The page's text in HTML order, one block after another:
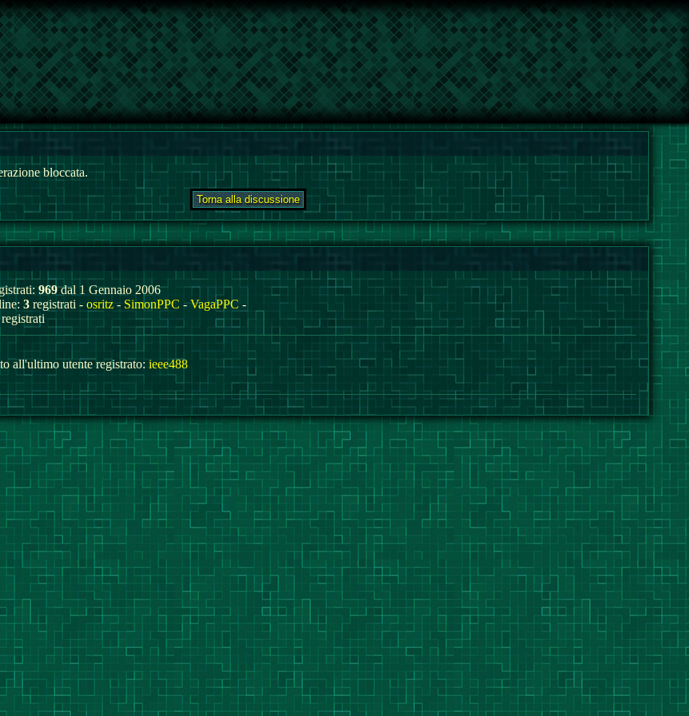
bloccata.
969dal 1 Gennaio 2006
3 registrati - osritz - SimonPPC -VagaPPC -
all'ultimo utente registrato: ieee488